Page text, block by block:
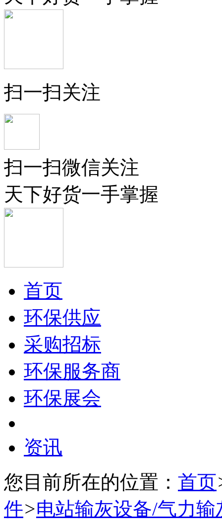
扫一扫关注
扫一扫微信关注
天下好货一手掌握
首页
环保供应
采购招标
环保服务商
环保展会
资讯
您目前所在的位置： 首页
件>电站输灰设备/气力输